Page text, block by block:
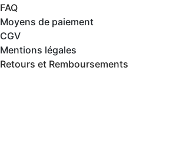
FAQ
Moyens de paiement
CGV
Mentions légales
Retours et Remboursements